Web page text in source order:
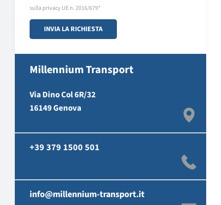
sulla privacy UE n. 2016/679*
Millennium Transport
Via Dino Col 6R/32
16149 Genova
+39 379 1500 501
info@millennium-transport.it